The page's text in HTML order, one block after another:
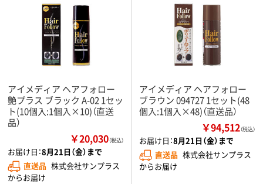
アイメディア ヘアフォロー
艶プラス ブラック A-02 1セッ
ト(10個入:1個入×10)（直送
品）
￥20,030（税込）
お届け日：8月21日（金）まで
直送品 株式会社サンプラス
からお届け
アイメディア ヘアフォロー
ブラウン 094727 1セット(48
個入:1個入×48)（直送品）
￥94,512（税込）
お届け日：8月21日（金）まで
直送品 株式会社サンプラス
からお届け